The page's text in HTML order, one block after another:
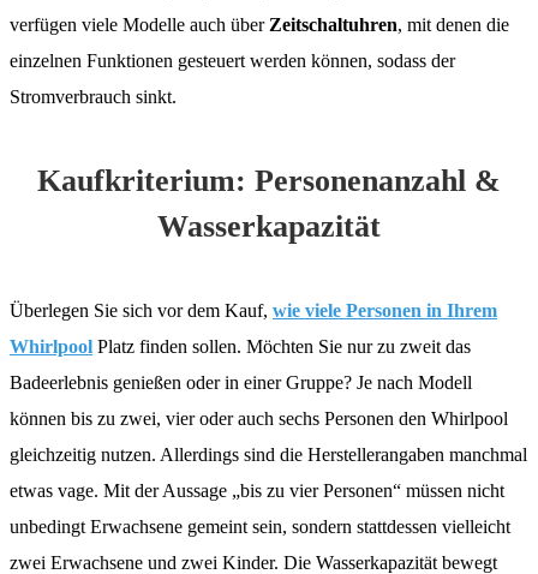
verfügen viele Modelle auch über Zeitschaltuhren, mit denen die
einzelnen Funktionen gesteuert werden können, sodass der
Stromverbrauch sinkt.
Kaufkriterium: Personenanzahl &
Wasserkapazität
Überlegen Sie sich vor dem Kauf, wie viele Personen in Ihrem
Whirlpool Platz finden sollen. Möchten Sie nur zu zweit das
Badeerlebnis genießen oder in einer Gruppe? Je nach Modell
können bis zu zwei, vier oder auch sechs Personen den Whirlpool
gleichzeitig nutzen. Allerdings sind die Herstellerangaben manchmal
etwas vage. Mit der Aussage „bis zu vier Personen“ müssen nicht
unbedingt Erwachsene gemeint sein, sondern stattdessen vielleicht
zwei Erwachsene und zwei Kinder. Die Wasserkapazität bewegt